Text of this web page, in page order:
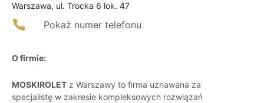
Warszawa, ul. Trocka 6 lok. 47
Pokaż numer telefonu
O firmie:
MOSKIROLET z Warszawy to firma uznawana za
specjalistę w zakresie kompleksowych rozwiązań